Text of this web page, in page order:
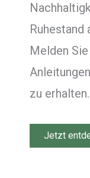
Ruhestand
Melden
zu erhalten.
Jetzt